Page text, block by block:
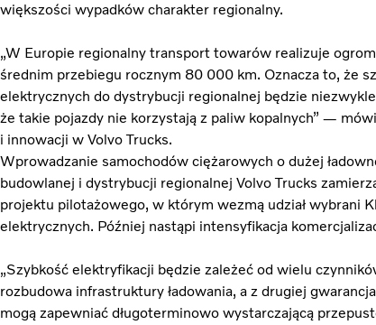
większości wypadków charakter regionalny.
„W Europie regionalny transport towarów realizuje
średnim przebiegu rocznym 80 000 km. Oznacza to, że
elektrycznych do dystrybucji regionalnej będzie
że takie pojazdy nie korzystają z paliw kopalnych” —
i innowacji w Volvo Trucks.
Wprowadzanie samochodów ciężarowych o dużej
budowlanej i dystrybucji regionalnej Volvo Trucks
projektu pilotażowego, w którym wezmą udział wybrani
elektrycznych. Później nastąpi intensyfikacja
„Szybkość elektryfikacji będzie zależeć od wielu
rozbudowa infrastruktury ładowania, a z drugiej
mogą zapewniać długoterminowo wystarczającą